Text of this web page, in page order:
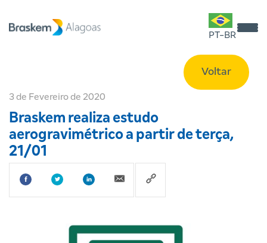
PT-BR
Voltar
3 de Fevereiro de 2020
Braskem realiza estudo
aerogravimétrico a partir de terça,
21/01